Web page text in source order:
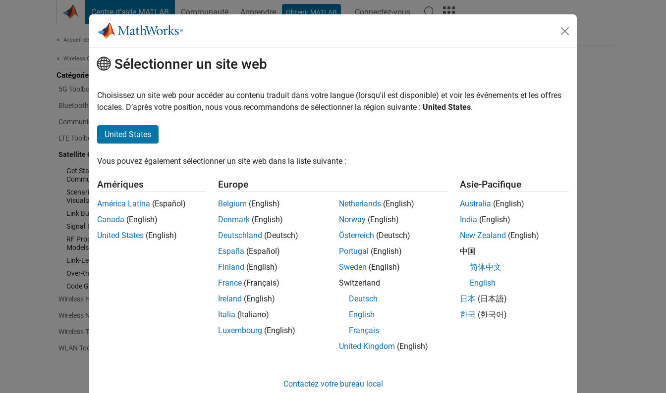
Centre d’aide MATLAB Communauté Apprendre Obtenir MATLAB Connectez-vous
Accueil de la documentation
Wireless Communications
Catégorie
5G Toolbox
Bluetooth Toolbox
Communications Toolbox
LTE Toolbox
Satellite Communications Toolbox
Get Started with Satellite
Communications Toolbox
Scenario Generation and
Visualization
Link Budget Analysis
Signal Transmission
RF Propagation and Channel
Models
Link-Level Simulation
Over-the-Air Testing
Code Generation and Deployment
Wireless HDL Toolbox
Wireless Network Toolbox
Wireless Testbench
WLAN Toolbox
How useful was this information?
Sélectionner un site web
Choisissez un site web pour accéder au contenu traduit dans votre langue (lorsqu'il est disponible) et voir les événements et les offres
locales. D’après votre position, nous vous recommandons de sélectionner la région suivante : United States.
United States
Vous pouvez également sélectionner un site web dans la liste suivante :
Amériques
América Latina (Español)
Canada (English)
United States (English)
Europe
Belgium (English)
Denmark (English)
Deutschland (Deutsch)
España (Español)
Finland (English)
France (Français)
Ireland (English)
Italia (Italiano)
Luxembourg (English)
Netherlands (English)
Norway (English)
Österreich (Deutsch)
Portugal (English)
Sweden (English)
Switzerland
Deutsch
English
Français
United Kingdom (English)
Asie-Pacifique
Australia (English)
India (English)
New Zealand (English)
中国
简体中文
English
日本 (日本語)
한국 (한국어)
Contactez votre bureau local